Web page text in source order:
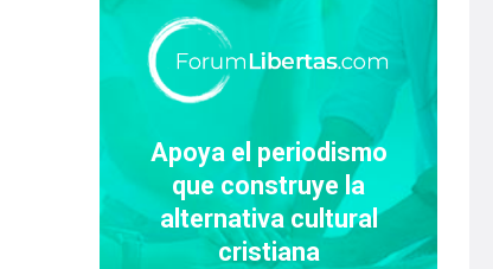
Apoya el periodismo
que construye la
alternativa cultural
cristiana